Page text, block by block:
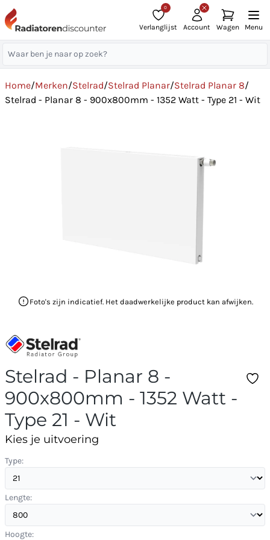
0
Verlanglijst Account Wagen Menu
Home/Merken/Stelrad/Stelrad Planar/Stelrad Planar 8/
Stelrad - Planar 8 - 900x800mm - 1352 Watt - Type 21 - Wit
Foto's zijn indicatief. Het daadwerkelijke product kan afwijken.
Stelrad - Planar 8 -
900x800mm - 1352 Watt -
Type 21 - Wit
Kies je uitvoering
Type:
Lengte:
Hoogte: